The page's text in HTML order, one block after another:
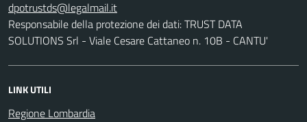
Responsabile della protezione dei dati: TRUST DATA
SOLUTIONS Srl - Viale Cesare Cattaneo n. 10B - CANTU'
LINK UTILI
Regione Lombardia